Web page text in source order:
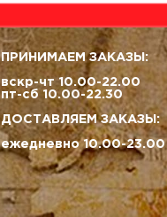
ПРИНИМАЕМ ЗАКАЗЫ:
вскр-чт 10.00-22.00
пт-сб 10.00-22.30
ДОСТАВЛЯЕМ ЗАКАЗЫ:
ежедневно 10.00-23.00